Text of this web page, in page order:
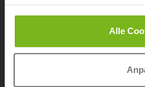
Alle
Fitnessökonomie“ in